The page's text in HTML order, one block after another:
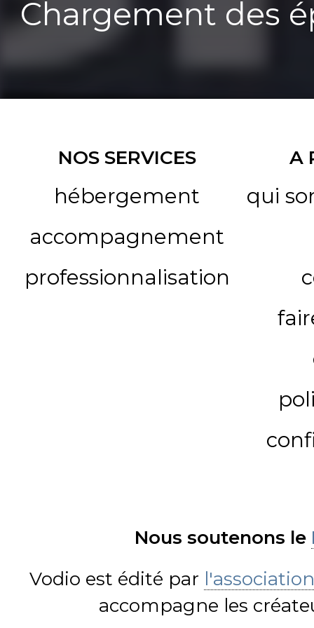
Chargement des
NOS SERVICES
hébergement
accompagnement
professionnalisation
A
qui